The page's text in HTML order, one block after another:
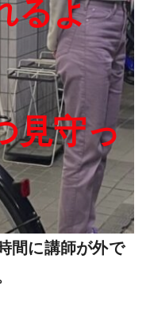
るよ
見守っ
間に講師が外で